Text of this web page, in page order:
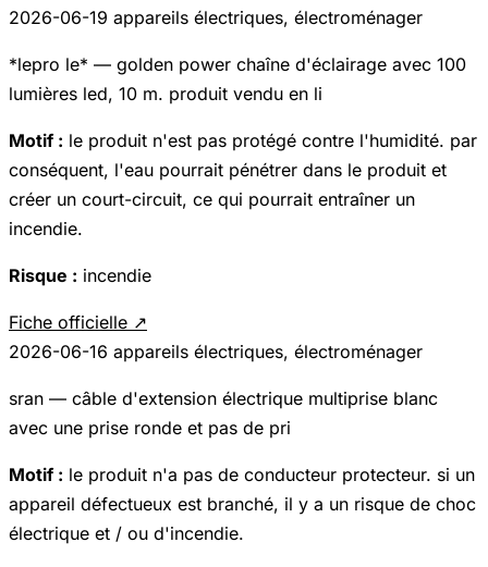
2026-06-19 appareils électriques, électroménager
*lepro le* — golden power chaîne d'éclairage avec 100
lumières led, 10 m. produit vendu en li
Motif : le produit n'est pas protégé contre l'humidité. par
conséquent, l'eau pourrait pénétrer dans le produit et
créer un court-circuit, ce qui pourrait entraîner un
incendie.
Risque : incendie
Fiche officielle ↗
2026-06-16 appareils électriques, électroménager
sran — câble d'extension électrique multiprise blanc
avec une prise ronde et pas de pri
Motif : le produit n'a pas de conducteur protecteur. si un
appareil défectueux est branché, il y a un risque de choc
électrique et / ou d'incendie.